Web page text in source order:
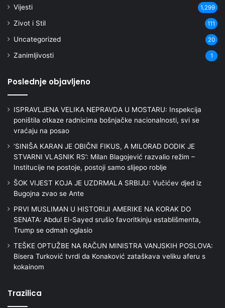
Vijesti 1,299
Zivot i Stil 111
Uncategorized 20
Zanimljivosti 1
Poslednje objavljeno
ISPRAVLJENA VELIKA NEPRAVDA U MOSTARU: Inspekcija
poništila otkaze radnicima bošnjačke nacionalnosti, svi se
vraćaju na posao
‘SINIŠA KARAN JE OBIČNI FIKUS, A MILORAD DODIK JE
STVARNI VLASNIK RS’: Milan Blagojević razvalio režim –
Institucije ne postoje, postoji samo slijepo roblje
ŠOK VIJEST KOJA JE UZDRMALA SRBIJU: Vučićev djed iz
Bugojna zvao se Ante
PRVI MUSLIMAN U HISTORIJI AMERIKE NA KORAK DO
SENATA: Abdul El-Sayed srušio favoritkinju establišmenta,
Trump se odmah oglasio
TEŠKE OPTUŽBE NA RAČUN MINISTRA VANJSKIH POSLOVA:
Bisera Turković tvrdi da Konaković zataškava veliku aferu s
kokainom
Trazilica